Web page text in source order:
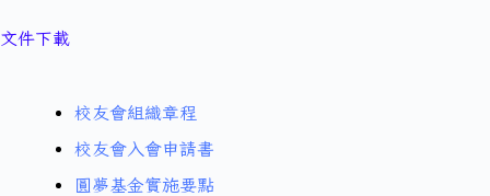
文件下載
校友會組織章程
校友會入會申請書
圓夢基金實施要點